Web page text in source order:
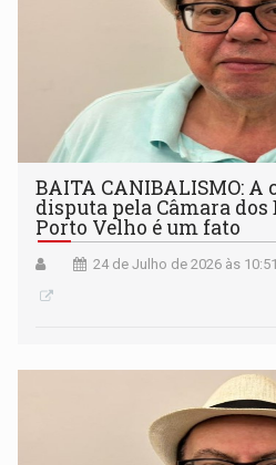
BAITA CANIBALISMO: A
disputa pela Câmara dos
Porto Velho é um fato
24 de Julho de 2026 às 10:51